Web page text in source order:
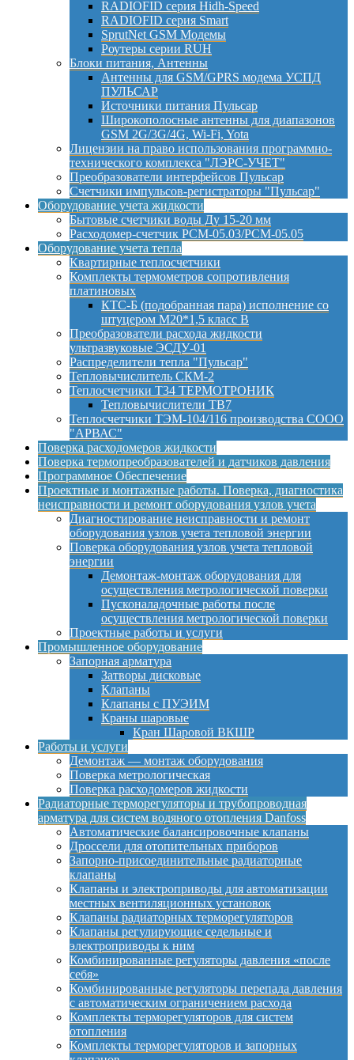
RADIOFID серия Hidh-Speed
RADIOFID серия Smart
SprutNet GSM Модемы
Роутеры серии RUH
Блоки питания, Антенны
Антенны для GSM/GPRS модема УСПД
ПУЛЬСАР
Источники питания Пульсар
Широкополосные антенны для диапазонов
GSM 2G/3G/4G, Wi-Fi, Yota
Лицензии на право использования программно-
технического комплекса "ЛЭРС-УЧЕТ"
Преобразователи интерфейсов Пульсар
Счетчики импульсов-регистраторы "Пульсар"
Оборудование учета жидкости
Бытовые счетчики воды Ду 15-20 мм
Расходомер-счетчик РСМ-05.03/РСМ-05.05
Оборудование учета тепла
Квартирные теплосчетчики
Комплекты термометров сопротивления
платиновых
КТС-Б (подобранная пара) исполнение со
штуцером М20*1,5 класс B
Преобразователи расхода жидкости
ультразвуковые ЭСДУ-01
Распределители тепла "Пульсар"
Тепловычислитель СКМ-2
Теплосчетчики Т34 ТЕРМОТРОНИК
Тепловычислители ТВ7
Теплосчетчики ТЭМ-104/116 производства СООО
"АРВАС"
Поверка расходомеров жидкости
Поверка термопреобразователей и датчиков давления
Программное Обеспечение
Проектные и монтажные работы. Поверка, диагностика
неисправности и ремонт оборудования узлов учета
Диагностирование неисправности и ремонт
оборудования узлов учета тепловой энергии
Поверка оборудования узлов учета тепловой
энергии
Демонтаж-монтаж оборудования для
осуществления метрологической поверки
Пусконаладочные работы после
осуществления метрологической поверки
Проектные работы и услуги
Промышленное оборудование
Запорная арматура
Затворы дисковые
Клапаны
Клапаны с ПУЭИМ
Краны шаровые
Кран Шаровой ВКШР
Работы и услуги
Демонтаж — монтаж оборудования
Поверка метрологическая
Поверка расходомеров жидкости
Радиаторные терморегуляторы и трубопроводная
арматура для систем водяного отопления Danfoss
Автоматические балансировочные клапаны
Дроссели для отопительных приборов
Запорно-присоединительные радиаторные
клапаны
Клапаны и электроприводы для автоматизации
местных вентиляционных установок
Клапаны радиаторных терморегуляторов
Клапаны регулирующие седельные и
электроприводы к ним
Комбинированные регуляторы давления «после
себя»
Комбинированные регуляторы перепада давления
с автоматическим ограничением расхода
Комплекты терморегуляторов для систем
отопления
Комплекты терморегуляторов и запорных